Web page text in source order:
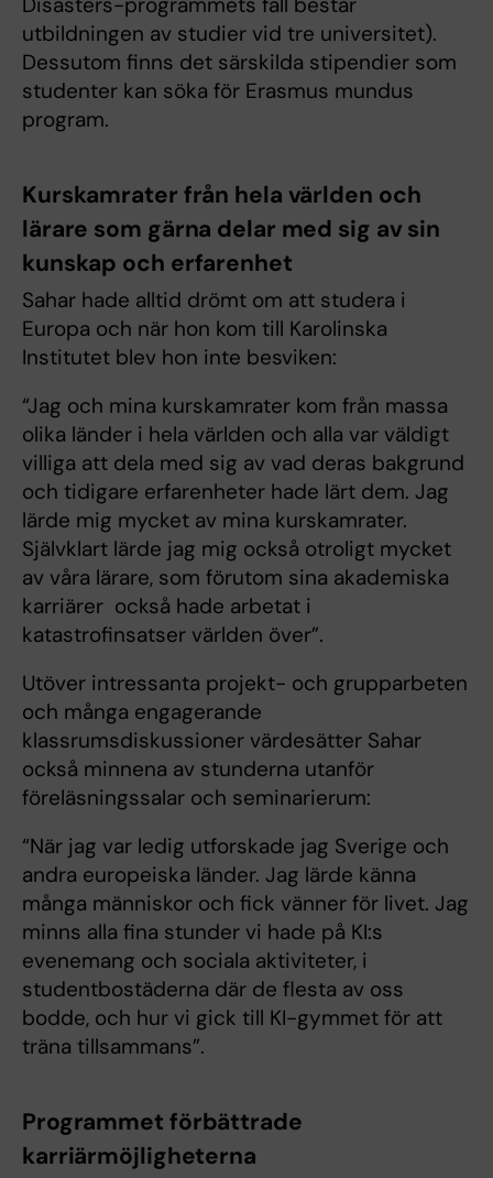
utbildningen av studier vid tre universitet).
Dessutom finns det särskilda stipendier som
studenter kan söka för Erasmus mundus
program.
Kurskamrater från hela världen och
lärare som gärna delar med sig av sin
kunskap och erfarenhet
Sahar hade alltid drömt om att studera i
Europa och när hon kom till Karolinska
Institutet blev hon inte besviken:
“Jag och mina kurskamrater kom från massa
olika länder i hela världen och alla var väldigt
villiga att dela med sig av vad deras bakgrund
och tidigare erfarenheter hade lärt dem. Jag
lärde mig mycket av mina kurskamrater.
Självklart lärde jag mig också otroligt mycket
av våra lärare, som förutom sina akademiska
karriärer också hade arbetat i
katastrofinsatser världen över”.
Utöver intressanta projekt- och grupparbeten
och många engagerande
klassrumsdiskussioner värdesätter Sahar
också minnena av stunderna utanför
föreläsningssalar och seminarierum:
“När jag var ledig utforskade jag Sverige och
andra europeiska länder. Jag lärde känna
många människor och fick vänner för livet. Jag
minns alla fina stunder vi hade på KI:s
evenemang och sociala aktiviteter, i
studentbostäderna där de flesta av oss
bodde, och hur vi gick till KI-gymmet för att
träna tillsammans”.
Programmet förbättrade
karriärmöjligheterna